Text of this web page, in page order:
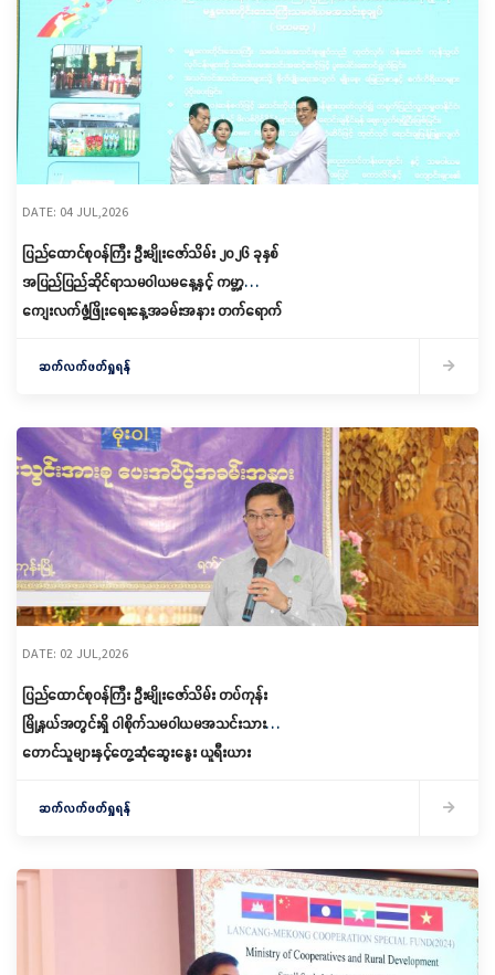
DATE: 04 JUL,2026
ပြည်ထောင်စုဝန်ကြီး ဦးမျိုးဇော်သိမ်း ၂၀၂၆ ခုနှစ်
အပြည်ပြည်ဆိုင်ရာသမဝါယမနေ့နှင့် ကမ္ဘာ့
ကျေးလက်ဖွံ့ဖြိုးရေးနေ့အခမ်းအနား တက်ရောက်
ဆက်လက်ဖတ်ရှုရန်
DATE: 02 JUL,2026
ပြည်ထောင်စုဝန်ကြီး ဦးမျိုးဇော်သိမ်း တပ်ကုန်း
မြို့နယ်အတွင်းရှိ ဝါစိုက်သမဝါယမအသင်းသား
တောင်သူများနှင့်တွေ့ဆုံဆွေးနွေး ယူရီးယား
ကော်မတီအစည်းအဝေးသို့ တက်ရောက်
ဆက်လက်ဖတ်ရှုရန်